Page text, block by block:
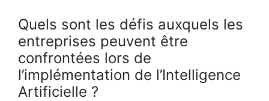
Quels sont les défis auxquels les
entreprises peuvent être
confrontées lors de
l’implémentation de l’Intelligence
Artificielle ?